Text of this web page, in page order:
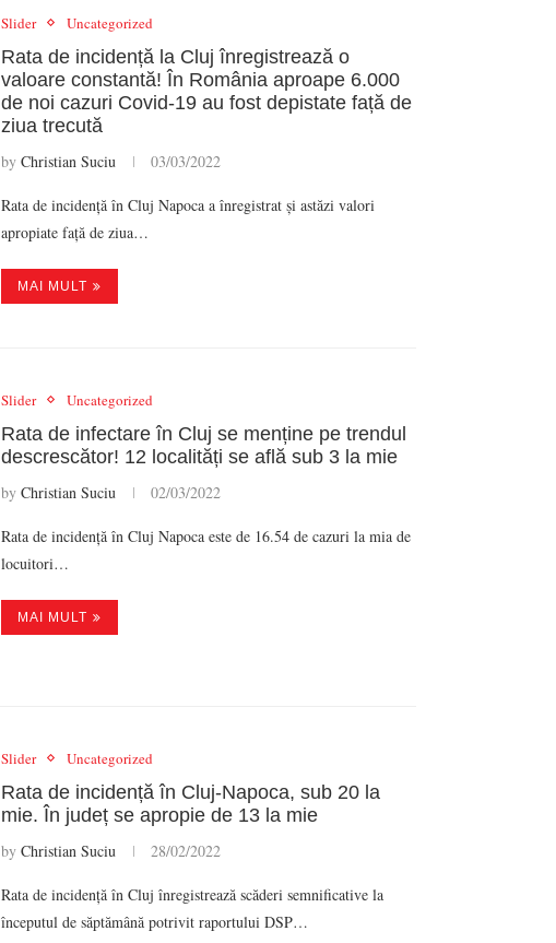
Slider Uncategorized
Rata de incidență la Cluj înregistrează o
valoare constantă! În România aproape 6.000
de noi cazuri Covid-19 au fost depistate față de
ziua trecută
by Christian Suciu 03/03/2022
Rata de incidență în Cluj Napoca a înregistrat și astăzi valori
apropiate față de ziua…
MAI MULT
Slider Uncategorized
Rata de infectare în Cluj se menține pe trendul
descrescător! 12 localități se află sub 3 la mie
by Christian Suciu 02/03/2022
Rata de incidență în Cluj Napoca este de 16.54 de cazuri la mia de
locuitori…
MAI MULT
Slider Uncategorized
Rata de incidență în Cluj-Napoca, sub 20 la
mie. În județ se apropie de 13 la mie
by Christian Suciu 28/02/2022
Rata de incidență în Cluj înregistrează scăderi semnificative la
începutul de săptămână potrivit raportului DSP…